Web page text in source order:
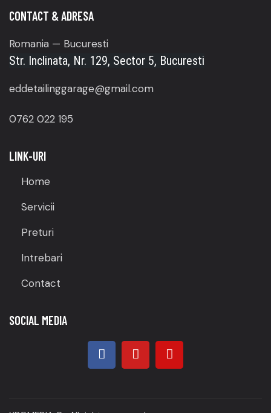
CONTACT & ADRESA
Romania — Bucuresti
Str. Inclinata, Nr. 129, Sector 5, Bucuresti
eddetailinggarage@gmail.com
0762 022 195
LINK-URI
Home
Servicii
Preturi
Intrebari
Contact
SOCIAL MEDIA